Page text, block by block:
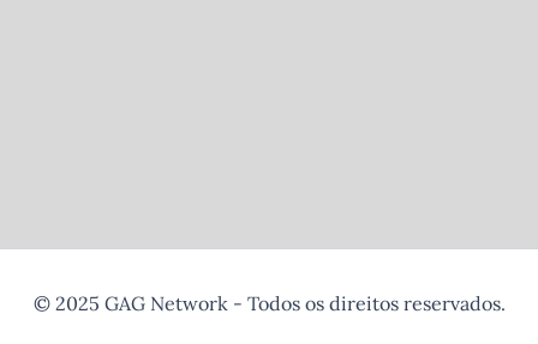
© 2025 GAG Network - Todos os direitos reservados.